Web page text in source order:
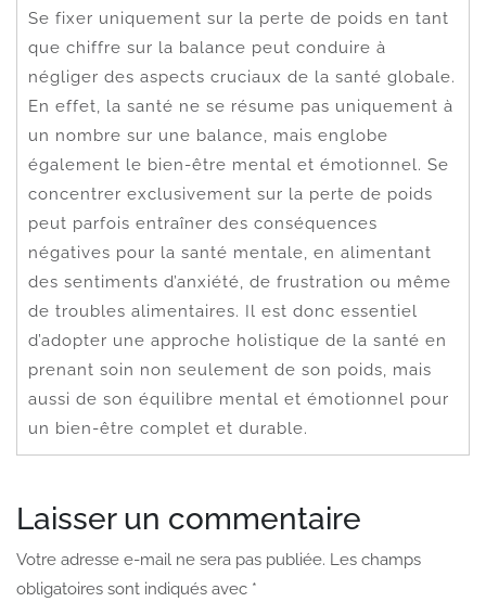
Se fixer uniquement sur la perte de poids en tant
que chiffre sur la balance peut conduire à
négliger des aspects cruciaux de la santé globale.
En effet, la santé ne se résume pas uniquement à
un nombre sur une balance, mais englobe
également le bien-être mental et émotionnel. Se
concentrer exclusivement sur la perte de poids
peut parfois entraîner des conséquences
négatives pour la santé mentale, en alimentant
des sentiments d’anxiété, de frustration ou même
de troubles alimentaires. Il est donc essentiel
d’adopter une approche holistique de la santé en
prenant soin non seulement de son poids, mais
aussi de son équilibre mental et émotionnel pour
un bien-être complet et durable.
Laisser un commentaire
Votre adresse e-mail ne sera pas publiée. Les champs
obligatoires sont indiqués avec *